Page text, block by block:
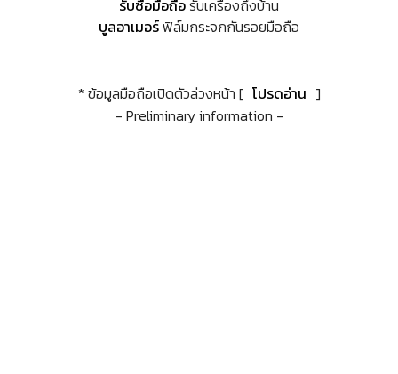
รับซื้อมือถือรับเครื่องถึงบ้าน
บูลอาเมอร์ฟิล์มกระจกกันรอยมือถือ
* ข้อมูลมือถือเปิดตัวล่วงหน้า [ โปรดอ่าน ]
- Preliminary information -